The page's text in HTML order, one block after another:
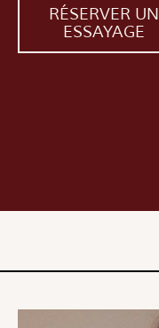
RÉSERVER UN
ESSAYAGE